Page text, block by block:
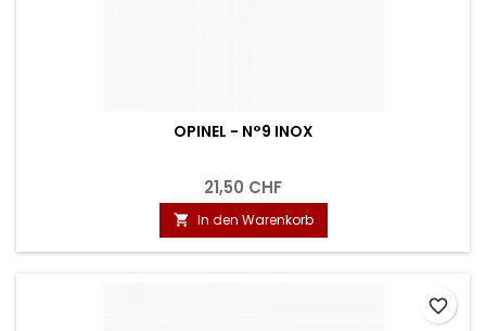
OPINEL - N°9 INOX
21,50 CHF
 In den Warenkorb
favorite_border